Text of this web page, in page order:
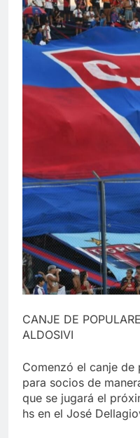
CANJE DE
ALDOSIVI
Comenzó el canje de
para socios de
que se jugará el
hs en el José